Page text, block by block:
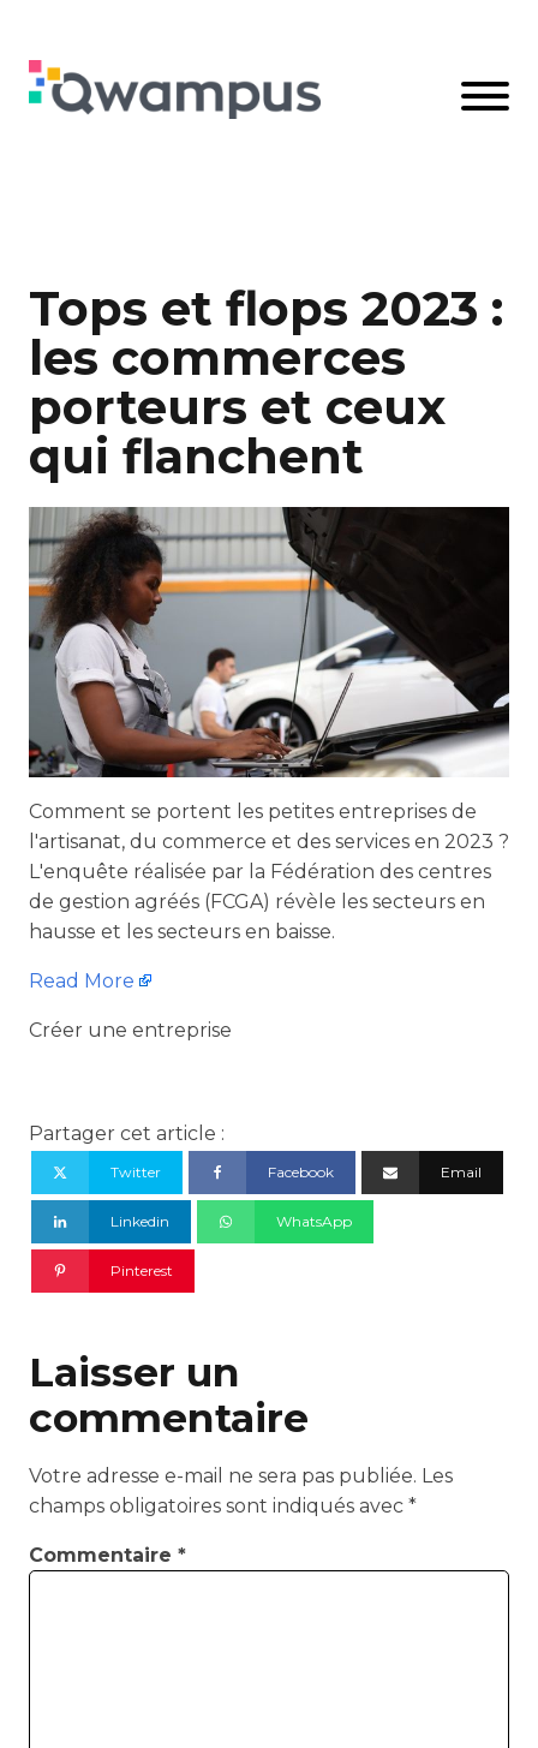
Tops et flops 2023 :
les commerces
porteurs et ceux
qui flanchent
Comment se portent les petites entreprises de
l'artisanat, du commerce et des services en 2023 ?
L'enquête réalisée par la Fédération des centres
de gestion agréés (FCGA) révèle les secteurs en
hausse et les secteurs en baisse.
Read More
Créer une entreprise
Partager cet article :
Twitter Facebook Email
Linkedin WhatsApp
Pinterest
Laisser un
commentaire
Votre adresse e-mail ne sera pas publiée. Les
champs obligatoires sont indiqués avec *
Commentaire *